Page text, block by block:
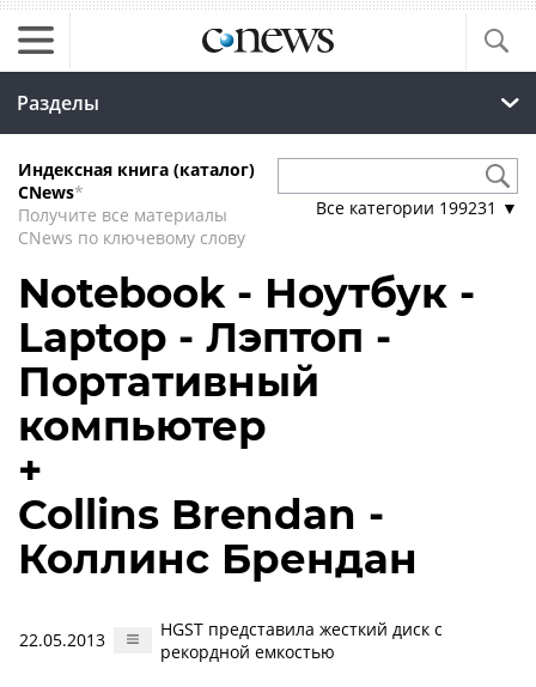
Разделы
Индексная книга (каталог)
CNews*
Получите все материалы
CNews по ключевому слову
Все категории 199231 ▼
Notebook - Ноутбук -
Laptop - Лэптоп -
Портативный
компьютер
+
Collins Brendan -
Коллинс Брендан
22.05.2013
HGST представила жесткий диск с
рекордной емкостью